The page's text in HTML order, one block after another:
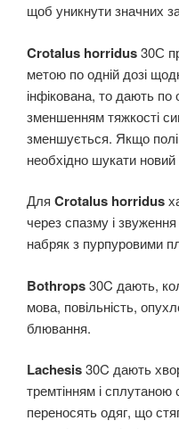
щоб уникнути значних
Crotalus horridus30С
метою по одній дозі
інфікована, то дають по
зменшенням тяжкості
зменшується. Якщо
необхідно шукати новий
Для Crotalus horridus
через спазму і
набряк з пурпуровими
Bothrops30C дають,
мова, повільність,
блювання.
Lachesis30C дають
тремтінням і сплутаною
переносять одяг, що